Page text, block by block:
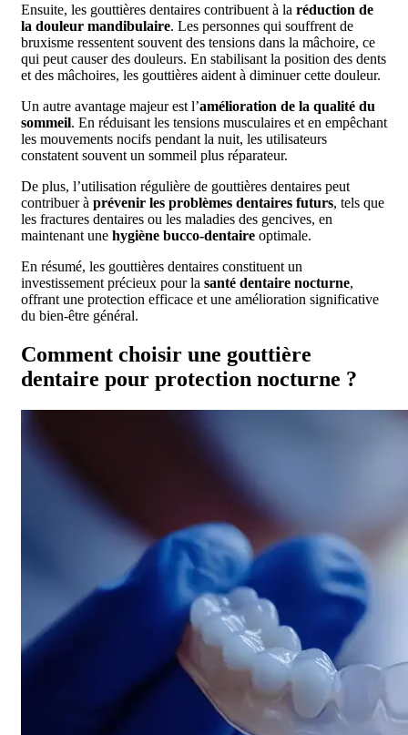
Ensuite, les gouttières dentaires contribuent à la réduction de
la douleur mandibulaire. Les personnes qui souffrent de
bruxisme ressentent souvent des tensions dans la mâchoire, ce
qui peut causer des douleurs. En stabilisant la position des dents
et des mâchoires, les gouttières aident à diminuer cette douleur.
Un autre avantage majeur est l’amélioration de la qualité du
sommeil. En réduisant les tensions musculaires et en empêchant
les mouvements nocifs pendant la nuit, les utilisateurs
constatent souvent un sommeil plus réparateur.
De plus, l’utilisation régulière de gouttières dentaires peut
contribuer à prévenir les problèmes dentaires futurs, tels que
les fractures dentaires ou les maladies des gencives, en
maintenant une hygiène bucco-dentaire optimale.
En résumé, les gouttières dentaires constituent un
investissement précieux pour la santé dentaire nocturne,
offrant une protection efficace et une amélioration significative
du bien-être général.
Comment choisir une gouttière
dentaire pour protection nocturne ?